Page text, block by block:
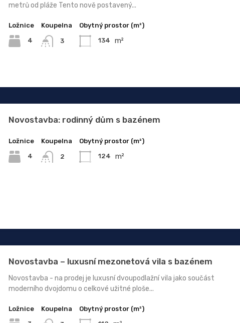
metrů od pláže Tento nově postavený...
Ložnice
4
Koupelna
3
Obytný prostor (m²)
134 m²
Novostavba: rodinný dům s bazénem
Ložnice
4
Koupelna
2
Obytný prostor (m²)
124 m²
Novostavba – luxusní mezonetová vila s bazénem
Novostavba - na prodej je luxusní dvoupodlažní vila jako součást
moderního dvojdomu o celkové užitné ploše...
Ložnice Koupelna Obytný prostor (m²)